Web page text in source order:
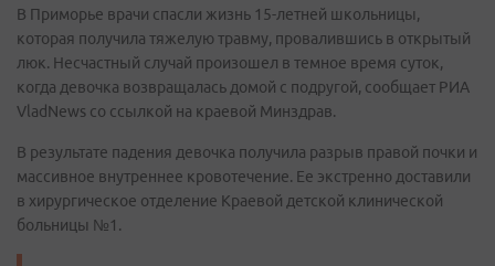
В Приморье врачи спасли жизнь 15-летней школьницы,
которая получила тяжелую травму, провалившись в открытый
люк. Несчастный случай произошел в темное время суток,
когда девочка возвращалась домой с подругой, сообщает РИА
VladNews со ссылкой на краевой Минздрав.
В результате падения девочка получила разрыв правой почки и
массивное внутреннее кровотечение. Ее экстренно доставили
в хирургическое отделение Краевой детской клинической
больницы №1.